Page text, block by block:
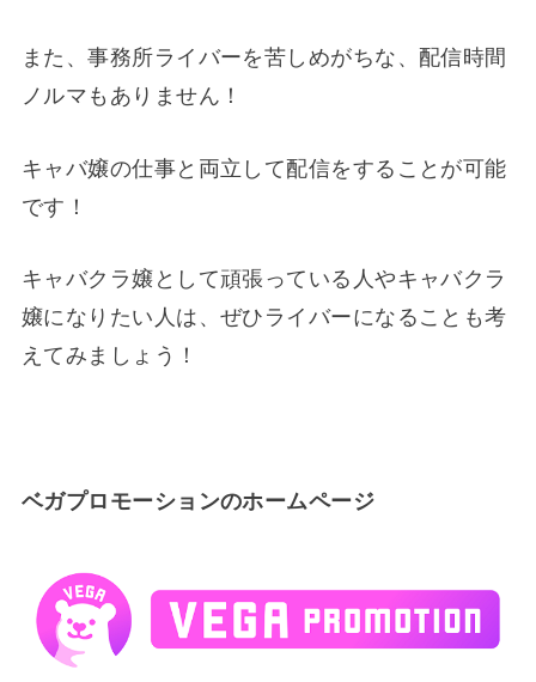
また、事務所ライバーを苦しめがちな、配信時間
ノルマもありません！
キャバ嬢の仕事と両立して配信をすることが可能
です！
キャバクラ嬢として頑張っている人やキャバクラ
嬢になりたい人は、ぜひライバーになることも考
えてみましょう！
ベガプロモーションのホームページ